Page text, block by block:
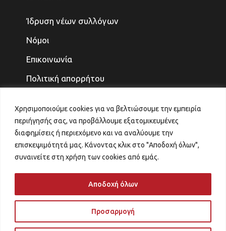
Χρησιμοποιούμε cookies για να βελτιώσουμε την εμπειρία
περιήγησής σας, να προβάλλουμε εξατομικευμένες
διαφημίσεις ή περιεχόμενο και να αναλύουμε την
επισκεψιμότητά μας. Κάνοντας κλικ στο "Αποδοχή όλων",
συναινείτε στη χρήση των cookies από εμάς.
Προσαρμογή
Αποδοχή όλων
Ίδρυση νέων συλλόγων
Νόμοι
Επικοινωνία
Πολιτική απορρήτου
ΓΙΑ ΤΑ ΠΑΙΔΙΑ ΚΑΙ ΤΗΝ ΟΙΚΟΓΕΝΕΙΑ, ΤΟ
ΜΕΛΛΟΝ ΤΟ ΚΕΡΔΙΖΟΥΜΕ
31 Ιουλίου 2026
VOUCHER ΠΑΙΔΙΚΟΙ ΣΤΑΘΜΟΙ